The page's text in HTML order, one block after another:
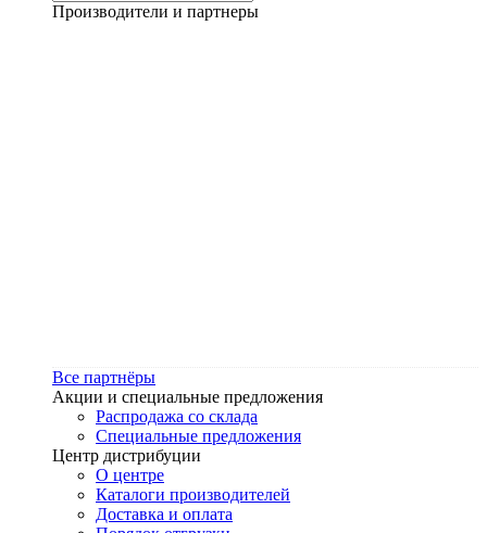
Производители и партнеры
Все партнёры
Акции и специальные предложения
Распродажа со склада
Специальные предложения
Центр дистрибуции
О центре
Каталоги производителей
Доставка и оплата